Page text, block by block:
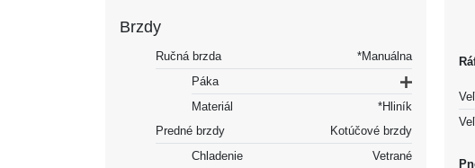
Brzdy
Ručná brzda
*Manuálna
Páka
Materiál
*Hliník
Predné brzdy
Kotúčové brzdy
Chladenie
Vetrané